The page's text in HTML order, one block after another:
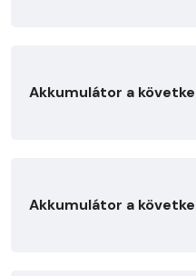
Akkumulátor a
Akkumulátor a